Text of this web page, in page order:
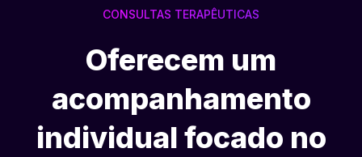
CONSULTAS TERAPÊUTICAS
Oferecem um
acompanhamento
individual focado no